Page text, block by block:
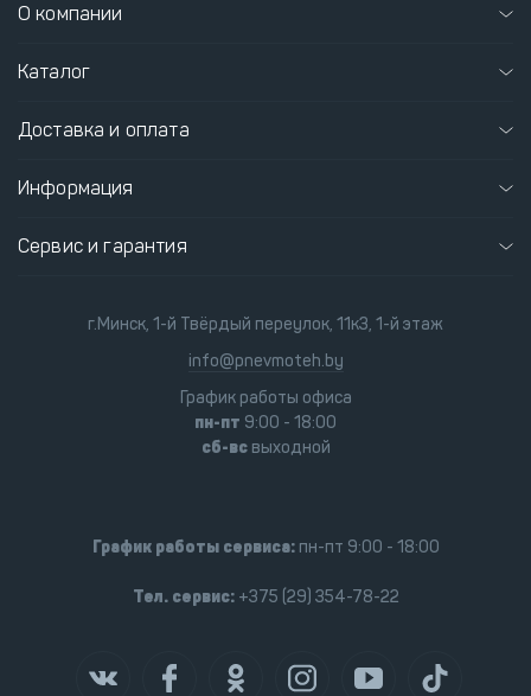
О компании
Каталог
Доставка и оплата
Информация
Сервис и гарантия
г.Минск, 1-й Твёрдый переулок, 11к3, 1-й этаж
info@pnevmoteh.by
График работы офиса
пн-пт 9:00 - 18:00
сб-всвыходной
График работы сервиса:пн-пт 9:00 - 18:00
Тел. сервис:+375 (29) 354-78-22